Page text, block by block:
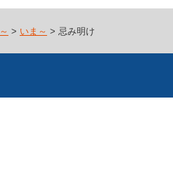
> いま～ > 忌み明け